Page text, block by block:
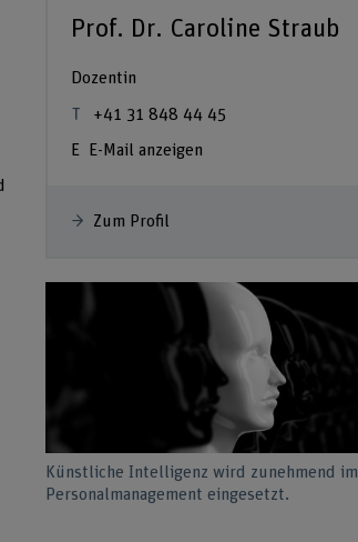
Prof. Dr. Caroline Straub
Dozentin
+41 31 848 44 45
E-Mail anzeigen
Zum Profil
Künstliche Intelligenz wird zunehmend im
Personalmanagement eingesetzt.